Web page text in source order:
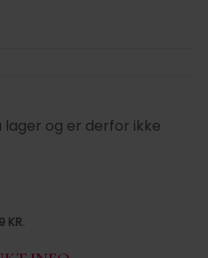
lager og er derfor ikke
KR.